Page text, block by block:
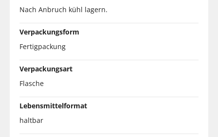
Nach Anbruch kühl lagern.
Verpackungsform
Fertigpackung
Verpackungsart
Flasche
Lebensmittelformat
haltbar